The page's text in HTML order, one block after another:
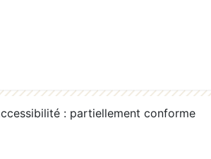
: partiellement conforme